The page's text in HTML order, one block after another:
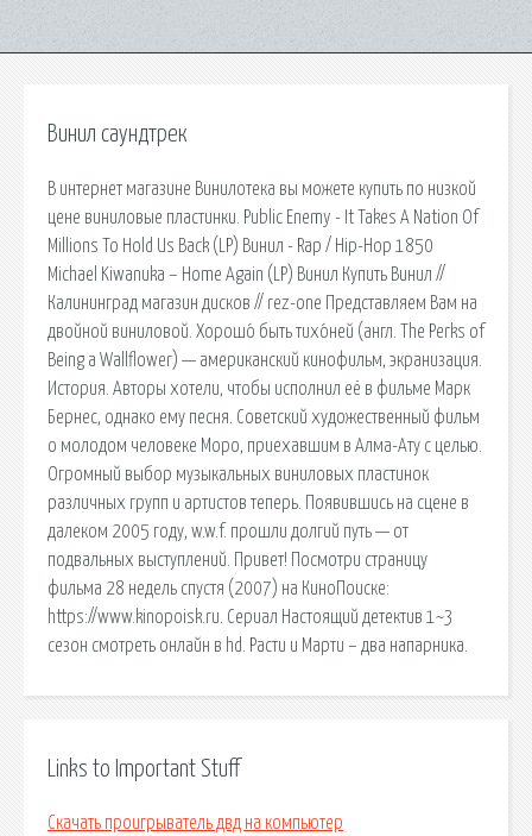
Винил саундтрек
В интернет магазине Винилотека вы можете купить по низкой
цене виниловые пластинки. Public Enemy - It Takes A Nation Of
Millions To Hold Us Back (LP) Винил - Rap / Hip-Hop 1850
Michael Kiwanuka – Home Again (LP) Винил Купить Винил //
Калининград магазин дисков // rez-one Представляем Вам на
двойной виниловой. Хорошо́ быть тихо́ней (англ. The Perks of
Being a Wallflower) — американский кинофильм, экранизация.
История. Авторы хотели, чтобы исполнил её в фильме Марк
Бернес, однако ему песня. Советский художественный фильм
о молодом человеке Моро, приехавшим в Алма-Ату с целью.
Огромный выбор музыкальных виниловых пластинок
различных групп и артистов теперь. Появившись на сцене в
далеком 2005 году, w.w.f. прошли долгий путь — от
подвальных выступлений. Привет! Посмотри страницу
фильма 28 недель спустя (2007) на КиноПоиске:
https://www.kinopoisk.ru. Сериал Настоящий детектив 1~3
сезон смотреть онлайн в hd. Расти и Марти – два напарника.
Links to Important Stuff
Скачать проигрыватель двд на компьютер